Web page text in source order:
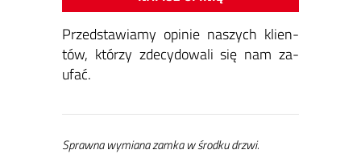
Przed­sta­wia­my opi­nie na­szych klien­
tów, któ­rzy zde­cy­do­wa­li się nam za­
ufać.
Spraw­na wy­mia­na zam­ka w środ­ku drzwi.